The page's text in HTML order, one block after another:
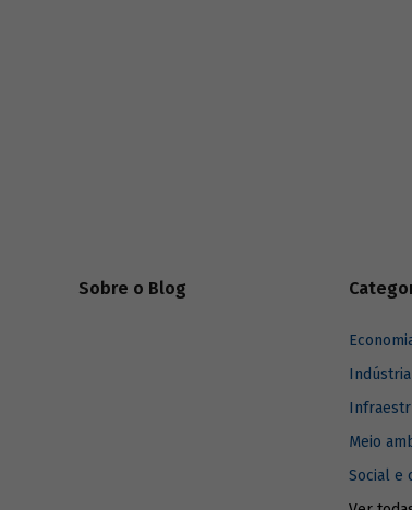
Sobre o Blog
Meio
Social e